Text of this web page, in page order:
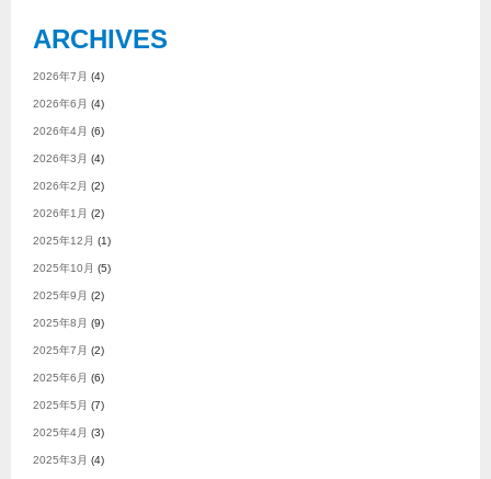
ARCHIVES
2026年7月 (4)
2026年6月 (4)
2026年4月 (6)
2026年3月 (4)
2026年2月 (2)
2026年1月 (2)
2025年12月 (1)
2025年10月 (5)
2025年9月 (2)
2025年8月 (9)
2025年7月 (2)
2025年6月 (6)
2025年5月 (7)
2025年4月 (3)
2025年3月 (4)